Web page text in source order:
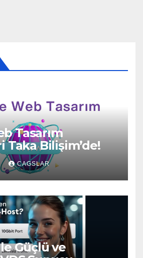
Tasarım
Taka Bilişim’de!
CAGSLAR
Güçlü ve